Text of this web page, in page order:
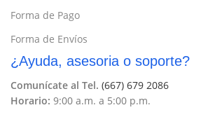
Forma de Pago
Forma de Envíos
¿Ayuda, asesoria o soporte?
Comunícate al Tel. (667) 679 2086
Horario: 9:00 a.m. a 5:00 p.m.